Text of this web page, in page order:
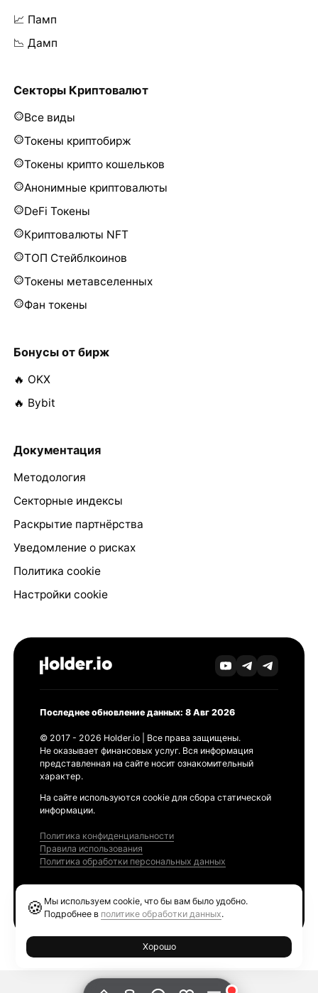
📈 Памп
📉 Дамп
Секторы Криптовалют
Все виды
Токены криптобирж
Токены крипто кошельков
Анонимные криптовалюты
DeFi Токены
Криптовалюты NFT
ТОП Стейблкоинов
Токены метавселенных
Фан токены
Бонусы от бирж
🔥 OKX
🔥 Bybit
Документация
Методология
Секторные индексы
Раскрытие партнёрства
Уведомление о рисках
Политика cookie
Настройки cookie
Последнее обновление данных: 8 Авг 2026
© 2017 - 2026 Holder.io | Все права защищены.
Не оказывает финансовых услуг. Вся информация
представленная на сайте носит ознакомительный
характер.
На сайте используются cookie для сбора статической
информации.
Политика конфиденциальности
Правила использования
Политика обработки персональных данных
🍪 Мы используем cookie, что бы вам было удобно.
Подробнее в политике обработки данных.
Хорошо
Ethereum GAS Tracker